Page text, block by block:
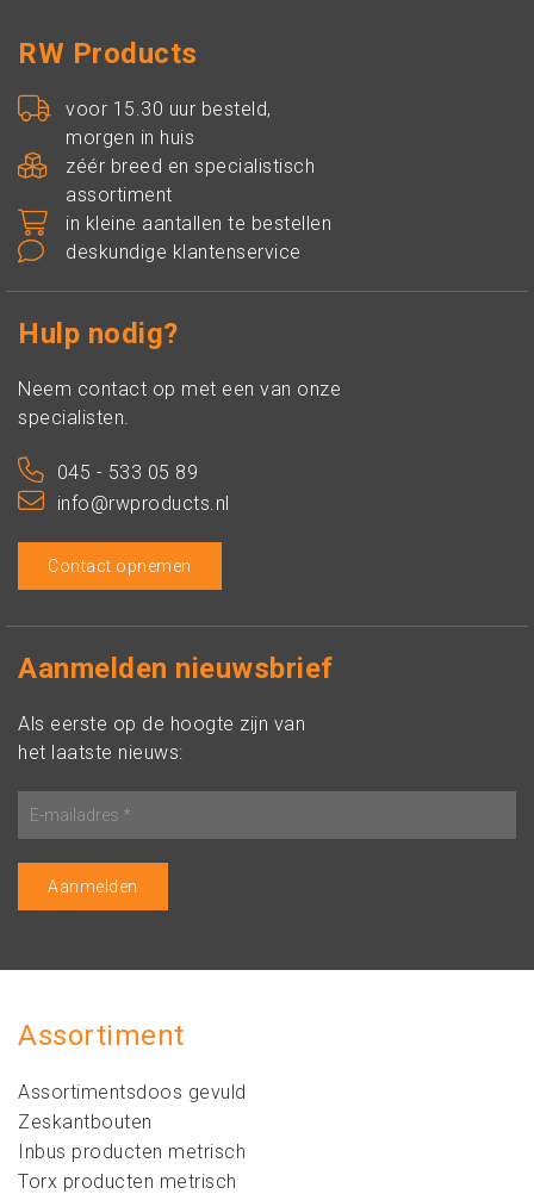
RW Products
voor 15.30 uur besteld,
morgen in huis
zéér breed en specialistisch
assortiment
in kleine aantallen te bestellen
deskundige klantenservice
Hulp nodig?
Neem contact op met een van onze
specialisten.
045 - 533 05 89
info@rwproducts.nl
Contact opnemen
Aanmelden nieuwsbrief
Als eerste op de hoogte zijn van
het laatste nieuws:
Assortiment
Assortimentsdoos gevuld
Zeskantbouten
Inbus producten metrisch
Torx producten metrisch